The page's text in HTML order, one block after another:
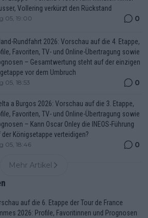
Vollering verkürzt den Rückstand
05, 19:00 0
Rundfahrt 2026: Vorschau auf die 4. Etappe,
Favoriten, TV- und Online-Übertragung sowie
– Gesamtwertung steht auf der einzigen
vor dem Umbruch
05, 18:53 0
a Burgos 2026: Vorschau auf die 3. Etappe,
Favoriten, TV- und Online-Übertragung sowie
– Kann Oscar Onley die INEOS-Führung
der Königsetappe verteidigen?
05, 18:46 0
Mehr Artikel
auf die 6. Etappe der Tour de France
2026: Profile, Favoritinnen und Prognosen